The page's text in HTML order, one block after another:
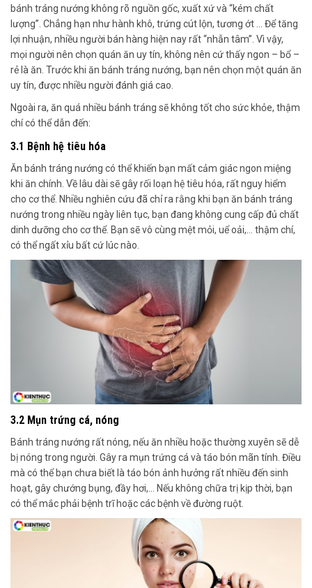
bánh tráng nướng không rõ nguồn gốc, xuất xứ và “kém chất
lượng”. Chẳng hạn như hành khô, trứng cút lộn, tương ớt … Để tăng
lợi nhuận, nhiều người bán hàng hiện nay rất “nhẫn tâm”. Vì vậy,
mọi người nên chọn quán ăn uy tín, không nên cứ thấy ngon – bổ –
rẻ là ăn. Trước khi ăn bánh tráng nướng, bạn nên chọn một quán ăn
uy tín, được nhiều người đánh giá cao.
Ngoài ra, ăn quá nhiều bánh tráng sẽ không tốt cho sức khỏe, thậm
chí có thể dẫn đến:
3.1 Bệnh hệ tiêu hóa
Ăn bánh tráng nướng có thể khiến bạn mất cảm giác ngon miệng
khi ăn chính. Về lâu dài sẽ gây rối loạn hệ tiêu hóa, rất nguy hiểm
cho cơ thể. Nhiều nghiên cứu đã chỉ ra rằng khi bạn ăn bánh tráng
nướng trong nhiều ngày liên tục, bạn đang không cung cấp đủ chất
dinh dưỡng cho cơ thể. Bạn sẽ vô cùng mệt mỏi, uể oải,… thậm chí,
có thể ngất xỉu bất cứ lúc nào.
3.2 Mụn trứng cá, nóng
Bánh tráng nướng rất nóng, nếu ăn nhiều hoặc thường xuyên sẽ dễ
bị nóng trong người. Gây ra mụn trứng cá và táo bón mãn tính. Điều
mà có thể bạn chưa biết là táo bón ảnh hưởng rất nhiều đến sinh
hoạt, gây chướng bụng, đầy hơi,… Nếu không chữa trị kịp thời, bạn
có thể mắc phải bệnh trĩ hoặc các bệnh về đường ruột.